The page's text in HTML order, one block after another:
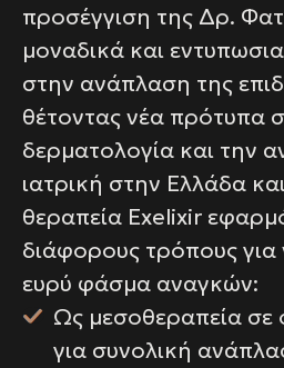
προσέγγιση της Δρ.
μοναδικά και
στην ανάπλαση της
θέτοντας νέα πρότυπα
δερματολογία και την
ιατρική στην Ελλάδα
θεραπεία Exelixir
διάφορους τρόπους για
ευρύ φάσμα αναγκών:
Ως μεσοθεραπεία
για συνολική